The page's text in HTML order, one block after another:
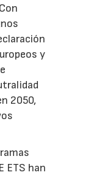
y
2050,
ETS han